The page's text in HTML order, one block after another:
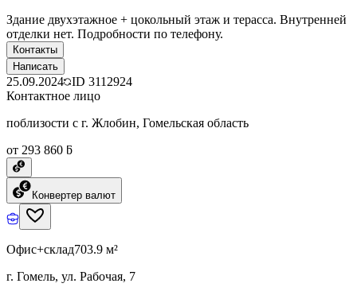
Здание двухэтажное + цокольный этаж и терасса. Внутренней
отделки нет. Подробности по телефону.
Контакты
Написать
25.09.2024 ID 3112924
Контактное лицо
поблизости с г. Жлобин, Гомельская область
от 293 860 ƃ
Конвертер валют
Офис+склад703.9 м²
г. Гомель, ул. Рабочая, 7